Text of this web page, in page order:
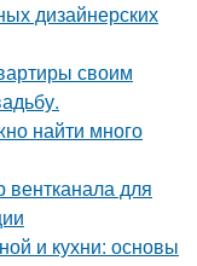
дизайнерских
своим
найти много
для
и кухни: основы